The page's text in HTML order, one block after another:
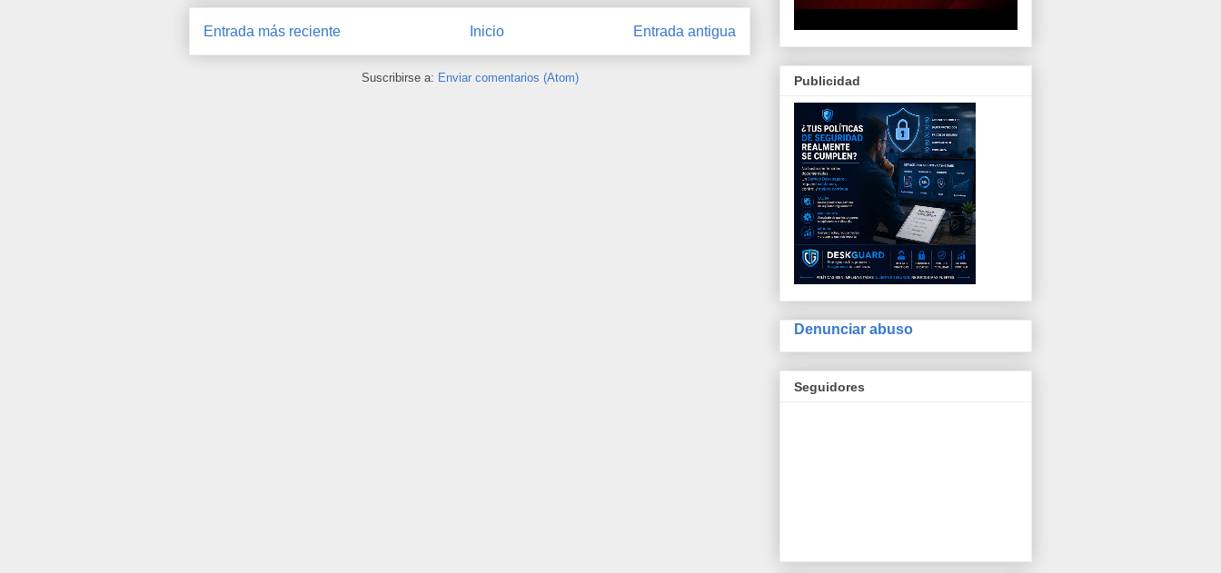
Entrada más reciente Entrada antigua
Inicio
Suscribirse a: Enviar comentarios (Atom) Publicidad
Denunciar abuso
Seguidores